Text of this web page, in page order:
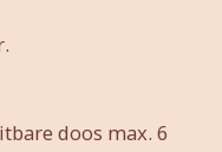
doos max. 6